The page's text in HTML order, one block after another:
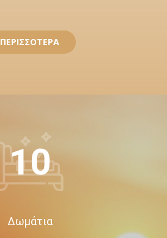
ΠΕΡΙΣΣΟΤΕΡΑ
10
Δωμάτια